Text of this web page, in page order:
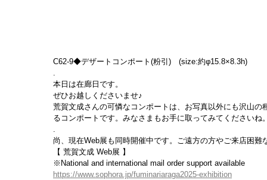
C62-9◆デザートコンポート(粉引)　(size:約φ15.8×8.3h)
.
本日は在廊日です。
ぜひお越しくださいませ♪
荒賀文成さんの可憐なコンポートは、お写真以外にも沢山
るコンポートです。みなさまもお手に取ってみてくださいね
.
尚、現在Web展も同時開催中です。ご遠方の方やご来店困
【 荒賀文成 Web展 】
※National and international mail order support available
https://www.sophora.jp/fuminariaraga2025-exhibition